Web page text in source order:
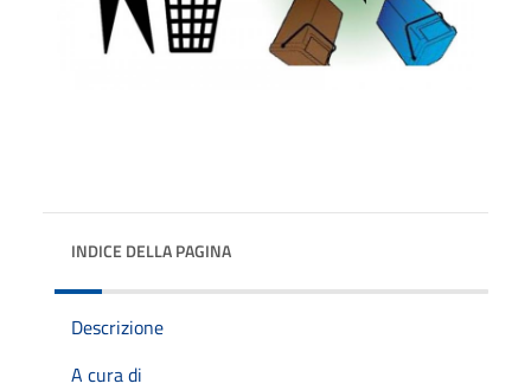
INDICE DELLA PAGINA
Descrizione
A cura di